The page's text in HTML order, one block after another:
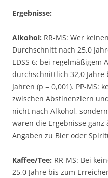
Ergebnisse:
Alkohol: RR-MS: Wer
Durchschnitt nach 25,0
EDSS 6; bei regelmäßigem
durchschnittlich 32,0 Jahre
Jahren (p = 0,001). PP-MS:
zwischen Abstinenzlern
nicht nach Alkohol,
waren die Ergebnisse
Angaben zu Bier oder
Kaffee/Tee: RR-MS: Bei
25,0 Jahre bis zum